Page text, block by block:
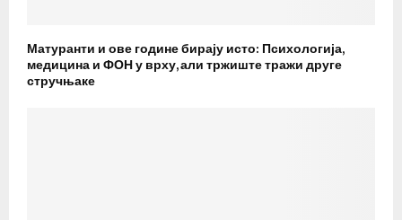
Матуранти и ове године бирају исто: Психологија,
медицина и ФОН у врху, али тржиште тражи друге
стручњаке